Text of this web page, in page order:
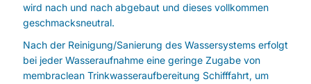
wird nach und nach abgebaut und dieses vollkommen
geschmacksneutral.
Nach der Reinigung/Sanierung des Wassersystems erfolgt
bei jeder Wasseraufnahme eine geringe Zugabe von
membraclean Trinkwasseraufbereitung Schifffahrt, um